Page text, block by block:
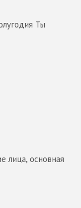
Ты
лица, основная